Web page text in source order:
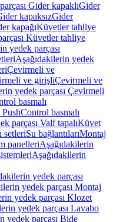
Gider kapaklıGider
kapaksızGider
kapağıKüvetler tahliye
Küvetler tahliye
yedek parçası
Aşağıdakilerin yedek
Çevirmeli ve
ve girişliÇevirmeli ve
yedek parçası Çevirmeli
basmalı
basmalı
parçası Valf tapalıKüvet
setleriSu bağlantılarıMontaj
panelleriAşağıdakilerin
Aşağıdakilerin
yedek parçası
yedek parçası Montaj
yedek parçası Klozet
yedek parçası Lavabo
yedek parçası Bide